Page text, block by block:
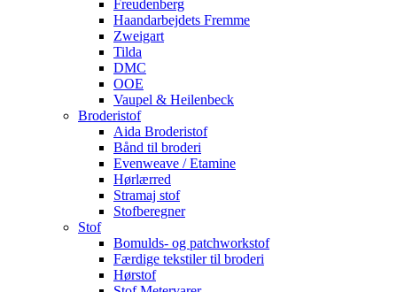
Freudenberg
Haandarbejdets Fremme
Zweigart
Tilda
DMC
OOE
Vaupel & Heilenbeck
Broderistof
Aida Broderistof
Bånd til broderi
Evenweave / Etamine
Hørlærred
Stramaj stof
Stofberegner
Stof
Bomulds- og patchworkstof
Færdige tekstiler til broderi
Hørstof